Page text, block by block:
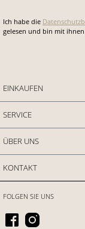
Ich habe die
gelesen und bin mit
EINKAUFEN
SERVICE
ÜBER UNS
KONTAKT
FOLGEN SIE UNS